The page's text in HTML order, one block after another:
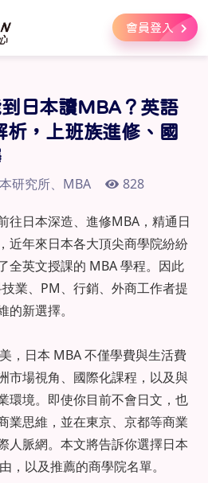
會員登入
日本讀MBA？英語
，上班族進修、國
研究所、MBA 828
往日本深造、進修MBA，精通日
近年來日本各大頂尖商學院紛紛
全英文授課的 MBA 學程。因此
業、PM、行銷、外商工作者提
新選擇。
，日本 MBA 不僅學費與生活費
市場視角、國際化課程，以及與
環境。即使你目前不會日文，也
業思維，並在東京、京都等商業
人脈網。本文將告訴你選擇日本
，以及推薦的商學院名單。